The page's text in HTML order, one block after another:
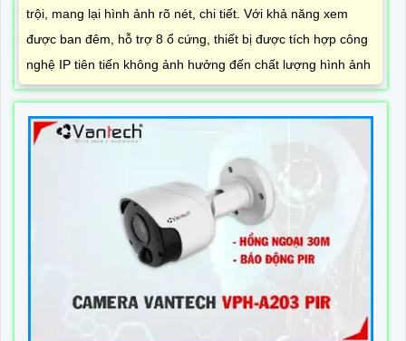
trội, mang lại hình ảnh rõ nét, chi tiết. Với khả năng xem
được ban đêm, hỗ trợ 8 ổ cứng, thiết bị được tích hợp công
nghệ IP tiên tiến không ảnh hưởng đến chất lượng hình ảnh